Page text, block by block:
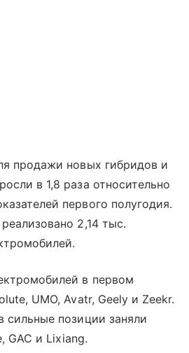
продажи новых гибридов и
в 1,8 раза относительно
первого полугодия.
2,14 тыс.
в первом
UMO, Avatr, Geely и Zeekr.
сильные позиции заняли
GAC и Lixiang.